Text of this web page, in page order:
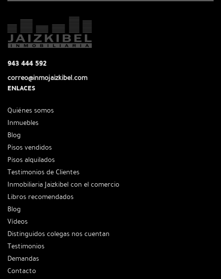
943 444 592
correo@inmojaizkibel.com
ENLACES
Quiénes somos
Inmuebles
Blog
Pisos vendidos
Pisos alquilados
Testimonios de Clientes
Inmobiliaria Jaizkibel con el comercio
Libros recomendados
Blog
Vídeos
Distinguidos colegas nos cuentan
Testimonios
Demandas
Contacto